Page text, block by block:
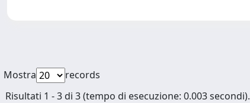
Mostra
records
Risultati 1 - 3 di 3 (tempo di esecuzione: 0.003 secondi).